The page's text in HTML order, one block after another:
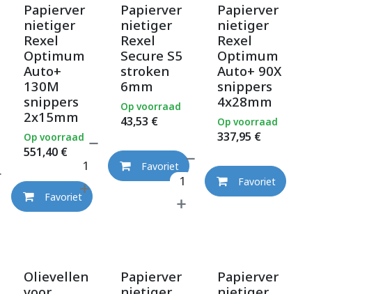
Papierver
nietiger
Rexel
Optimum
Auto+
130M
snippers
2x15mm
551,40€
Op voorraad
Favoriet
Papierver
nietiger
Rexel
Secure S5
stroken
6mm
43,53 €
Op voorraad
Favoriet
Papierver
nietiger
Rexel
Optimum
Auto+ 90X
snippers
4x28mm
337,95 €
Op voorraad
Favoriet
Olievellen
Papierver
Papierver